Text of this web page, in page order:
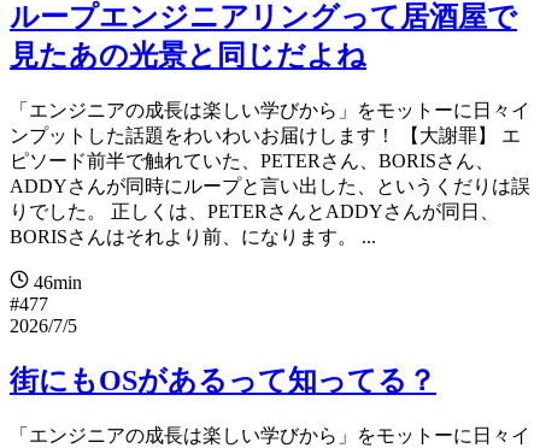
ループエンジニアリングって居酒屋で
見たあの光景と同じだよね
「エンジニアの成長は楽しい学びから」をモットーに日々イ
ンプットした話題をわいわいお届けします！ 【大謝罪】 エ
ピソード前半で触れていた、PETERさん、BORISさん、
ADDYさんが同時にループと言い出した、というくだりは誤
りでした。 正しくは、PETERさんとADDYさんが同日、
BORISさんはそれより前、になります。 ...
46min
#477
2026/7/5
街にもOSがあるって知ってる？
「エンジニアの成長は楽しい学びから」をモットーに日々イ